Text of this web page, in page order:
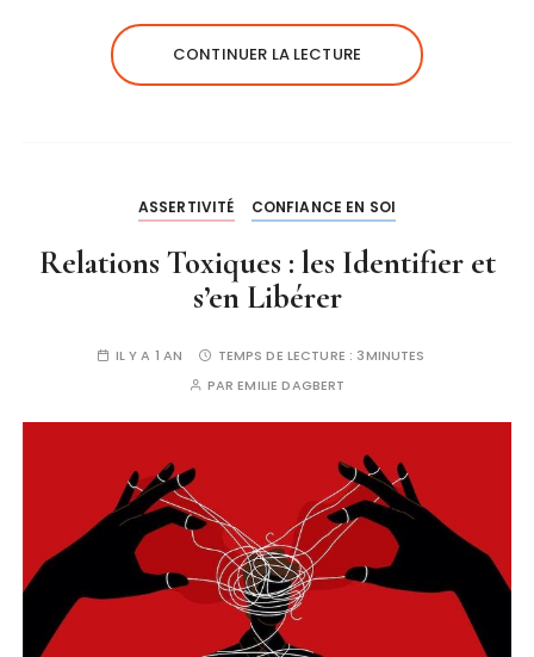
CONTINUER LA LECTURE
ASSERTIVITÉ CONFIANCE EN SOI
Relations Toxiques : les Identifier et
s’en Libérer
IL Y A 1 AN TEMPS DE LECTURE : 3MINUTES
PAREMILIE DAGBERT